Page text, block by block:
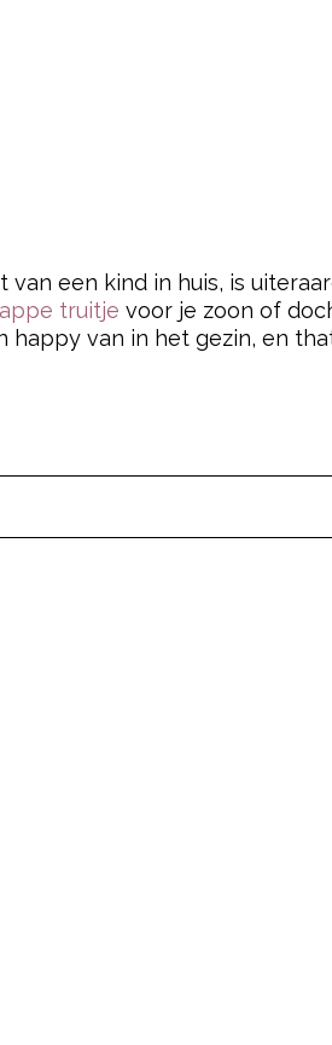
een kind in huis, is
truitje voor je zoon of
happy van in het gezin, en